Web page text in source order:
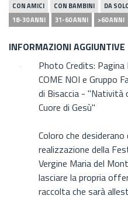
CON AMICI CON BAMBINI DA
18-30 ANNI
31-60 ANNI >60 ANNI
INFORMAZIONI AGGIUNTIVE
Photo Credits: Pagina
COME NOI e Gruppo
di Bisaccia - "Natività
Cuore di Gesù"
Coloro che
realizzazione della
Vergine Maria del
lasciare la propria
raccolta che sarà